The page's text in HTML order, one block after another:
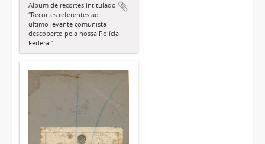
Álbum de recortes intitulado
“Recortes referentes ao
último levante comunista
descoberto pela nossa Polícia
Federal”